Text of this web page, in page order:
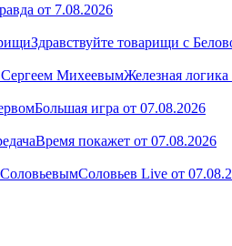
от 7.08.2026
Здравствуйте товарищи с
Железная
Большая игра от 07.08.2026
Время покажет от 07.08.2026
Соловьев Live от